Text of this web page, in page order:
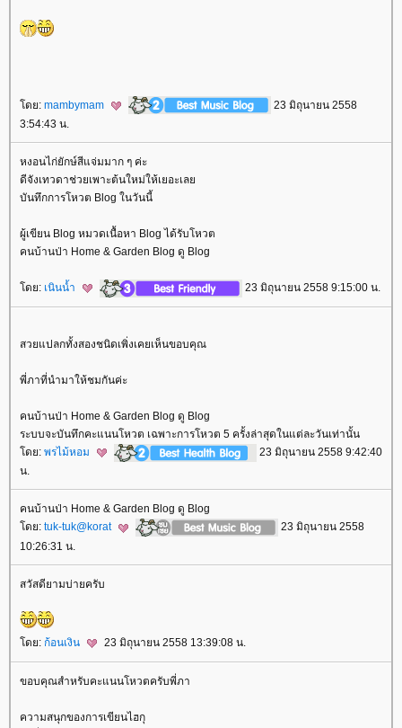
ดย: mambymam
23 มิถุนายน 2558
3:54:43 น.
หงอนไก่ยักษ์สีแจ่มมาก ๆ ค่ะ
ดีจังเทวดาช่วยเพาะต้นใหม่ให้เยอะเล
บันทึกการโหวต Blog ในวันนี้
ผู้เขียน Blog หมวดเนื้อหา Blog ได้รับโหวต
คนบ้านป่า Home & Garden Blog ดู Blog
ดย: เนินน้ำ 23 มิถุนายน 2558 9:15:00 น.
สวยแปลกทั้งสองชนิดเพิ่งเคยเห็นขอบคุณ
พี่ภาที่นำมาให้ชมกันค่ะ
คนบ้านป่า Home & Garden Blog ดู Blog
ระบบจะบันทึกคะแนนโหวต เฉพาะการโหวต 5 ครั้งล่าสุดในแต่ละวันเท่านั้น
ดย: พรไม้หอม
23 มิถุนายน 2558 9:42:40
น.
คนบ้านป่า Home & Garden Blog ดู Blog
ดย: tuk-tuk@korat
23 มิถุนายน 2558
10:26:31 น.
สวัสดียามบ่ายครับ
ดย: ก้อนเงิน 23 มิถุนายน 2558 13:39:08 น.
ขอบคุณสำหรับคะแนนโหวตครับพี่ภา
ความสนุกของการเขียนไฮกุ